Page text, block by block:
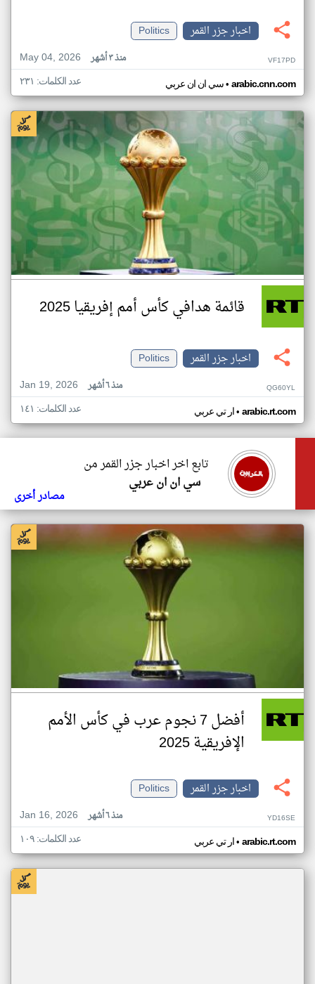
اخبار جزر القمر
Politics
May 04, 2026
منذ ٣ أشهر VF17PD
سي ان ان عربي• arabic.cnn.com عدد الكلمات: ٢٣١
قائمة هدافي كأس أمم إفريقيا 2025
اخبار جزر القمر
Politics
Jan 19, 2026
منذ ٦ أشهر QG60YL
ار تي عربي• arabic.rt.com عدد الكلمات: ١٤١
تابع اخر اخبار جزر القمر من
سي ان ان عربي
مصادر أخرى
أفضل 7 نجوم عرب في كأس الأمم
الإفريقية 2025
اخبار جزر القمر
Politics
Jan 16, 2026
منذ ٦ أشهر YD16SE
ار تي عربي• arabic.rt.com عدد الكلمات: ١٠٩